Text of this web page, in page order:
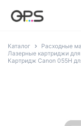
Каталог Расходные
Лазерные картриджи
Картридж Canon 055H